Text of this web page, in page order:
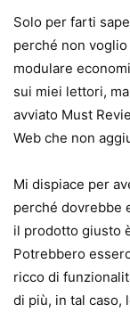
Solo per farti
perché non
modulare
sui miei lettori,
avviato Must
Web che non
Mi dispiace per
perché dovrebbe
il prodotto giusto
Potrebbero
ricco di
di più, in tal caso,